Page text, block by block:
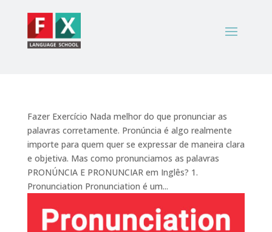
Fazer Exercício Nada melhor do que pronunciar as
palavras corretamente. Pronúncia é algo realmente
importe para quem quer se expressar de maneira clara
e objetiva. Mas como pronunciamos as palavras
PRONÚNCIA E PRONUNCIAR em Inglês? 1.
Pronunciation Pronunciation é um...